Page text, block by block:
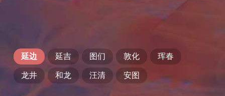
延边 延吉 图们 敦化 珲春
龙井 和龙 汪清 安图